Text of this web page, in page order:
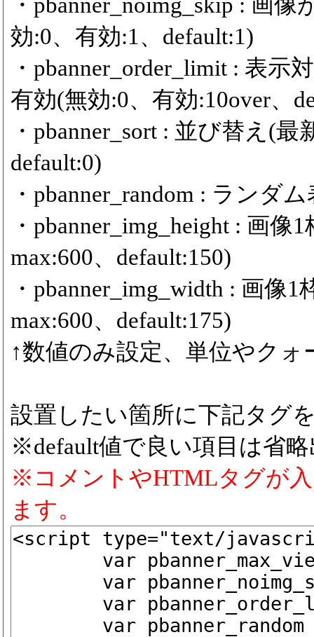
効:0、有効:1、default:1)
・pbanner_order_limit : 表
有効(無効:0、有効:10over、
・pbanner_sort : 並び替え(
default:0)
・pbanner_random : ランダ
・pbanner_img_height : 画
max:600、default:150)
・pbanner_img_width : 画像
max:600、default:175)
↑数値のみ設定、単位やク
設置したい箇所に下記タグ
※default値で良い項目は省
※コメントやHTMLタグが
ます。